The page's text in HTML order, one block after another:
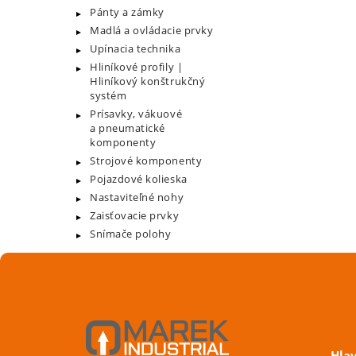
Pánty a zámky
Madlá a ovládacie prvky
Upínacia technika
Hliníkové profily |
Hliníkový konštrukčný
systém
Prísavky, vákuové
a pneumatické
komponenty
Strojové komponenty
Pojazdové kolieska
Nastaviteľné nohy
Zaisťovacie prvky
Snímače polohy